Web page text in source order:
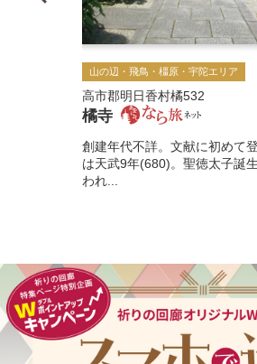
山の辺・飛鳥・橿原・宇陀エリア
高市郡明日香村橘532
橘寺
創建年代不詳。文献に初めて
は天武9年(680)。聖徳太子誕
われ...